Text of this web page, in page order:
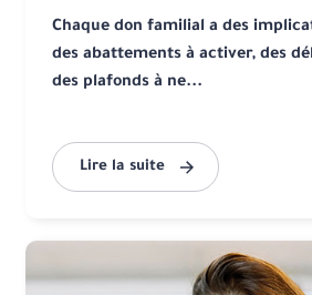
Chaque don familial a des
des abattements à activer, des
des plafonds à ne...
Lire la suite